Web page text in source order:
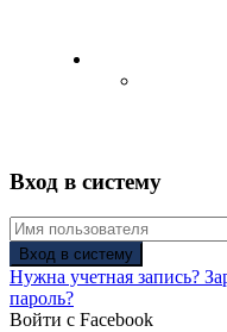
Вход в систему
Вход в систему
Нужна учетная запись?
пароль?
Войти с Facebook